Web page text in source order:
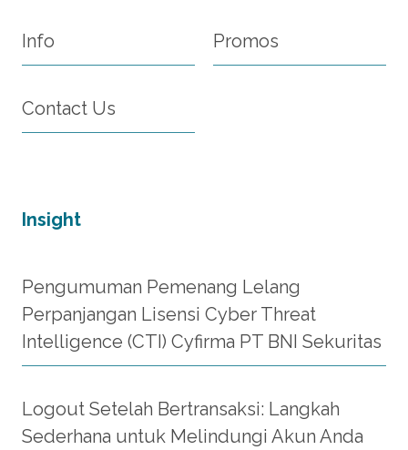
Info Promos
Contact Us
Insight
Pengumuman Pemenang Lelang
Perpanjangan Lisensi Cyber Threat
Intelligence (CTI) Cyfirma PT BNI Sekuritas
Logout Setelah Bertransaksi: Langkah
Sederhana untuk Melindungi Akun Anda